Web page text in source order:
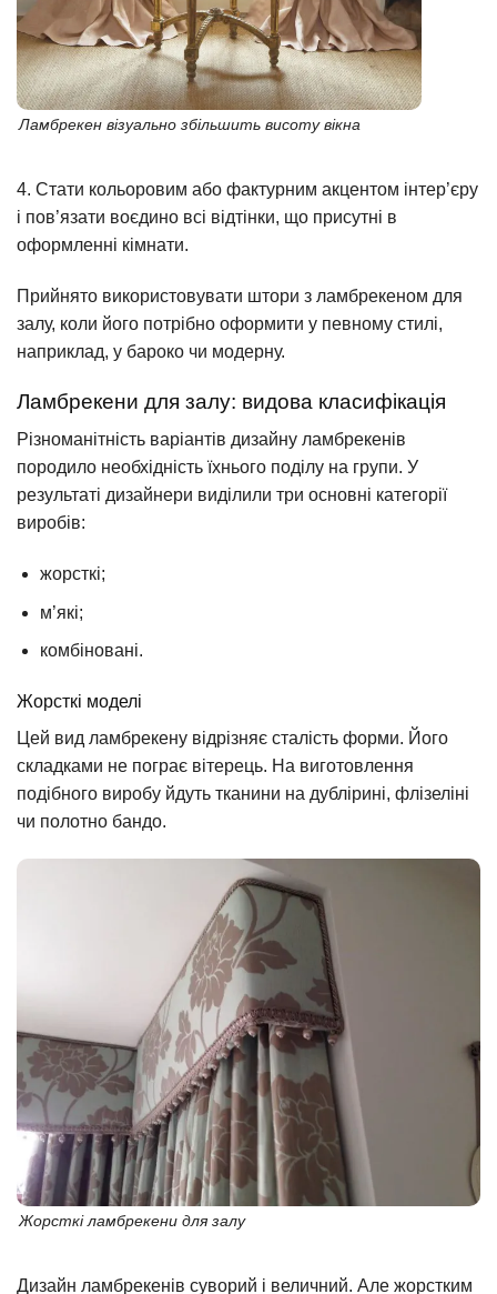
Ламбрекен візуально збільшить висоту вікна
4. Стати кольоровим або фактурним акцентом інтер’єру
і пов’язати воєдино всі відтінки, що присутні в
оформленні кімнати.
Прийнято використовувати штори з ламбрекеном для
залу, коли його потрібно оформити у певному стилі,
наприклад, у бароко чи модерну.
Ламбрекени для залу: видова класифікація
Різноманітність варіантів дизайну ламбрекенів
породило необхідність їхнього поділу на групи. У
результаті дизайнери виділили три основні категорії
виробів:
жорсткі;
м’які;
комбіновані.
Жорсткі моделі
Цей вид ламбрекену відрізняє сталість форми. Його
складками не пограє вітерець. На виготовлення
подібного виробу йдуть тканини на дублірині, флізеліні
чи полотно бандо.
Жорсткі ламбрекени для залу
Дизайн ламбрекенів суворий і величний. Але жорстким